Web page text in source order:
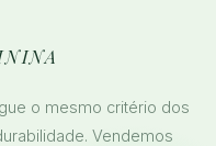
o mesmo critério dos
Vendemos